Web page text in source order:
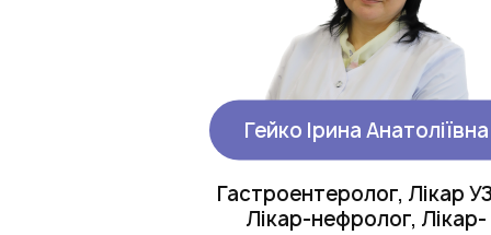
Гейко Ірина Анатоліївна
Гастроентеролог, Лікар
Лікар-нефролог, Лікар-